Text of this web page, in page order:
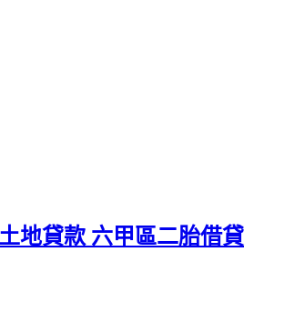
地貸款 六甲區二胎借貸